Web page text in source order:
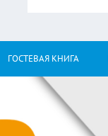
ГОСТЕВАЯ КНИГА